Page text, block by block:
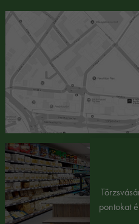
pontokat